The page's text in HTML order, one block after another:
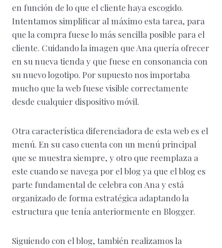
en función de lo que el cliente haya escogido.
Intentamos simplificar al máximo esta tarea, para
que la compra fuese lo más sencilla posible para el
cliente. Cuidando la imagen que Ana quería ofrecer
en su nueva tienda y que fuese en consonancia con
su nuevo logotipo. Por supuesto nos importaba
mucho que la web fuese visible correctamente
desde cualquier dispositivo móvil.
Otra característica diferenciadora de esta web es el
menú. En su caso cuenta con un menú principal
que se muestra siempre, y otro que reemplaza a
este cuando se navega por el blog ya que el blog es
parte fundamental de celebra con Ana y está
organizado de forma estratégica adaptando la
estructura que tenía anteriormente en Blogger.
Siguiendo con el blog, también realizamos la